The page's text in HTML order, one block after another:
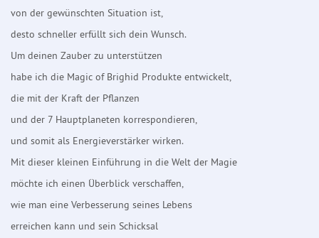
von der gewünschten Situation ist,
desto schneller erfüllt sich dein Wunsch.
Um deinen Zauber zu unterstützen
habe ich die Magic of Brighid Produkte entwickelt,
die mit der Kraft der Pflanzen
und der 7 Hauptplaneten korrespondieren,
und somit als Energieverstärker wirken.
Mit dieser kleinen Einführung in die Welt der Magie
möchte ich einen Überblick verschaffen,
wie man eine Verbesserung seines Lebens
erreichen kann und sein Schicksal